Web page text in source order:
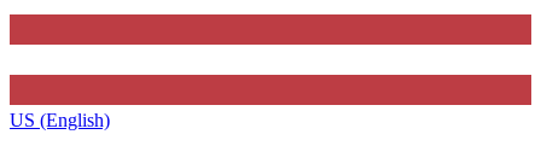
US (English)